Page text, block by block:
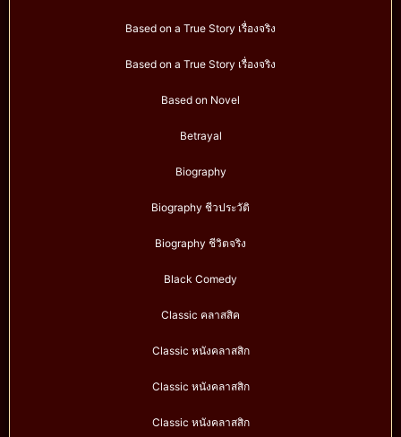
Based on a True Story เรื่องจริง
Based on a True Story เรื่องจริง
Based on Novel
Betrayal
Biography
Biography ชีวประวัติ
Biography ชีวิตจริง
Black Comedy
Classic คลาสสิค
Classic หนังคลาสสิก
Classic หนังคลาสสิก
Classic หนังคลาสสิก